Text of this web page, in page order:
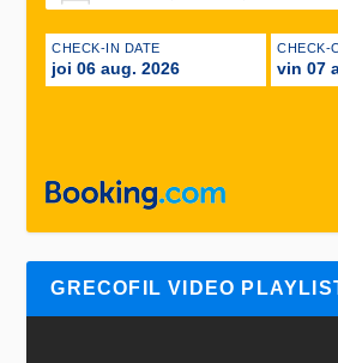
CHECK-IN DATE
joi 06 aug. 2026 vin 07
GRECOFIL VIDEO